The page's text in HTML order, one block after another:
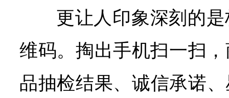
更让人印象深刻的
维码。掏出手机扫一扫
品抽检结果、诚信承诺